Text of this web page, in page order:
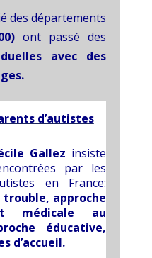
des départements
ont passé des
avec des
d’autistes
Gallez insiste
par les
en France:
approche
médicale au
éducative,
d’accueil.